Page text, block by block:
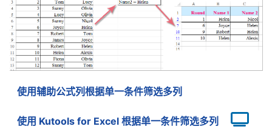
使用辅助公式列根据单一条件筛选多列
使用 Kutools for Excel 根据单一条件筛选多列